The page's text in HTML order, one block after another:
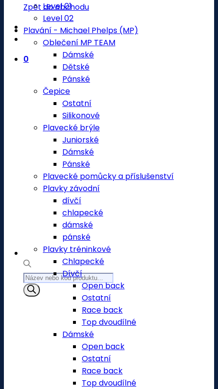
Zpět do obchodu
0
Products
search
Level 01
Level 02
Plavání - Michael Phelps (MP)
Oblečení MP TEAM
Dámské
Dětské
Pánské
Čepice
Ostatní
Silikonové
Plavecké brýle
Juniorské
Dámské
Pánské
Plavecké pomůcky a příslušenství
Plavky závodní
dívčí
chlapecké
dámské
pánské
Plavky tréninkové
Chlapecké
Dívčí
Open back
Ostatní
Race back
Top dvoudílné
Dámské
Open back
Ostatní
Race back
Top dvoudílné